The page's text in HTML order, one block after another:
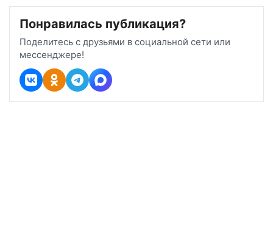
Понравилась публикация?
Поделитесь с друзьями в социальной сети или
мессенджере!